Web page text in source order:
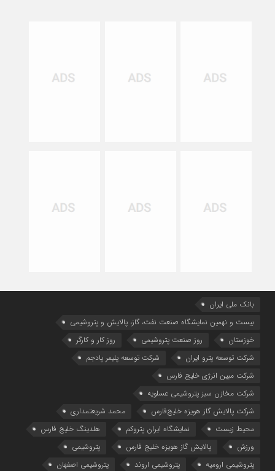
بانک ملی ایران
بیست و نهمین نمایشگاه صنعت نفت، گاز، پالایش و پتروشیمی
خوزستان
روز صنعت پتروشیمی
روز کار و کارگر
شركت توسعه پترو ایران
شرکت توسعه پلیمر پادجم
شرکت مبین انرژی خلیج فارس
شرکت مخازن سبز پتروشیمی عسلویه
شرکت پالایش گاز هویزه خلیج‌فارس
محمد شریعتمداری
محیط زیست
نمایشگاه ایران پتروکم
هلدینگ خلیج فارس
ورزش
پالایش گاز هویزه خلیج فارس
پتروشیمی
پتروشیمی ارومیه
پتروشیمی اروند
پتروشیمی اصفهان